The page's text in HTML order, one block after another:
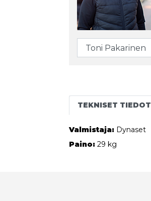
TEKNISET TIEDOT
Valmistaja: Dynaset
Paino: 29 kg